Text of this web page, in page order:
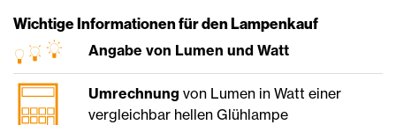
Wichtige Informationen für den Lampenkauf
Angabe von Lumen und Watt
Umrechnung von Lumen in Watt einer
vergleichbar hellen Glühlampe